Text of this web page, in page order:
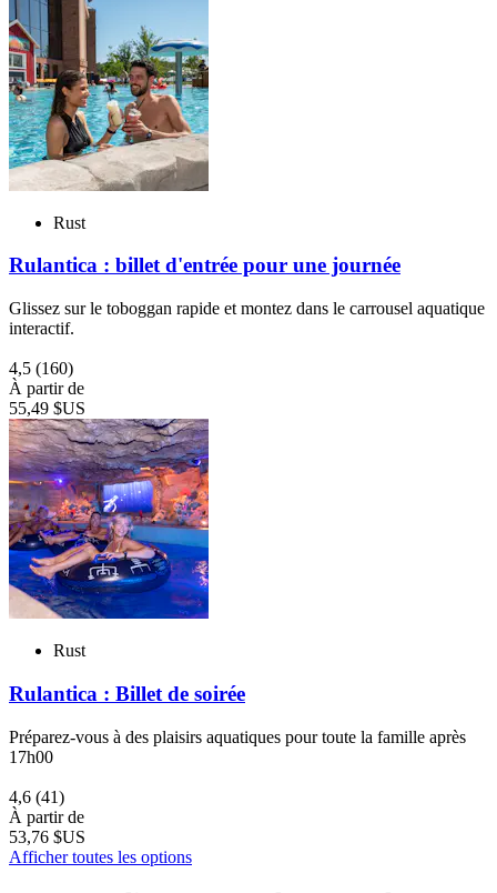
Rust
Rulantica : billet d'entrée pour une journée
Glissez sur le toboggan rapide et montez dans le carrousel aquatique
interactif.
4,5 (160)
À partir de
55,49 $US
Rust
Rulantica : Billet de soirée
Préparez-vous à des plaisirs aquatiques pour toute la famille après
17h00
4,6 (41)
À partir de
53,76 $US
Afficher toutes les options